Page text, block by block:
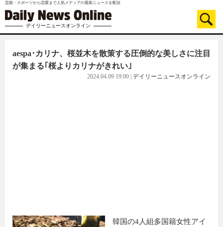
芸能・スポーツから恋愛まで人気メディアの最新ニュースを配信
デイリーニュースオンライン
aespa･カリナ、桜並木を散策する圧倒的な美しさに注目
が集まる｢桜よりカリナがきれい｣
2024.04.09 19:00 デイリーニュースオンライン
韓国の4人組多国籍女性アイ